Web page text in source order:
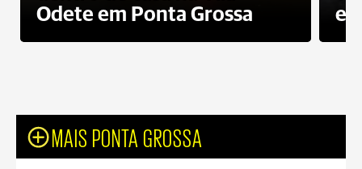
Odete em Ponta Grossa
e
MAIS PONTA GROSSA